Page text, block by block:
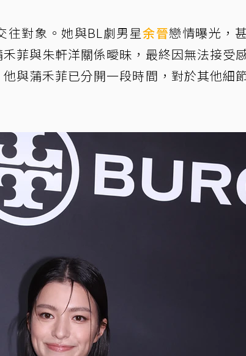
往對象。她與BL劇男星余晉戀情曝光，
菲與朱軒洋關係曖昧，最終因無法接受
與蒲禾菲已分開一段時間，對於其他細